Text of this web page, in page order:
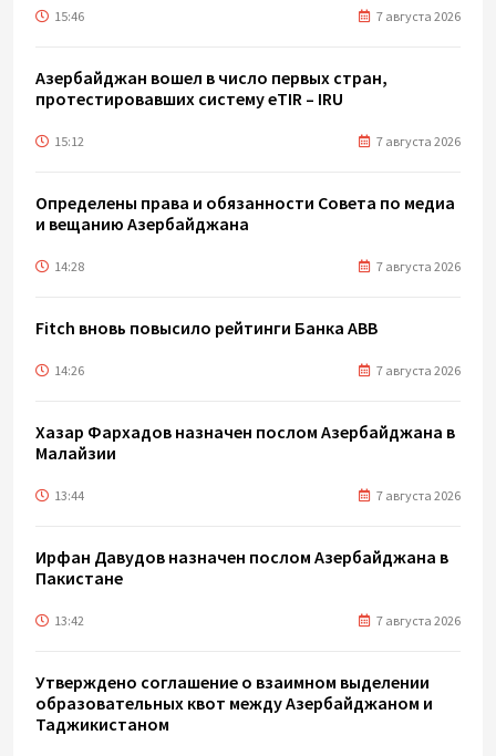
15:46 7 августа 2026
Азербайджан вошел в число первых стран,
протестировавших систему eTIR – IRU
15:12 7 августа 2026
Определены права и обязанности Совета по медиа
и вещанию Азербайджана
14:28 7 августа 2026
Fitch вновь повысило рейтинги Банка ABB
14:26 7 августа 2026
Хазар Фархадов назначен послом Азербайджана в
Малайзии
13:44 7 августа 2026
Ирфан Давудов назначен послом Азербайджана в
Пакистане
13:42 7 августа 2026
Утверждено соглашение о взаимном выделении
образовательных квот между Азербайджаном и
Таджикистаном